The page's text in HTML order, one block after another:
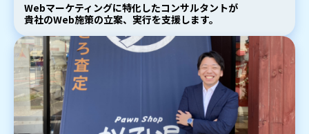
Webマーケティングに特化したコンサルタントが
貴社のWeb施策の立案、実行を支援します。